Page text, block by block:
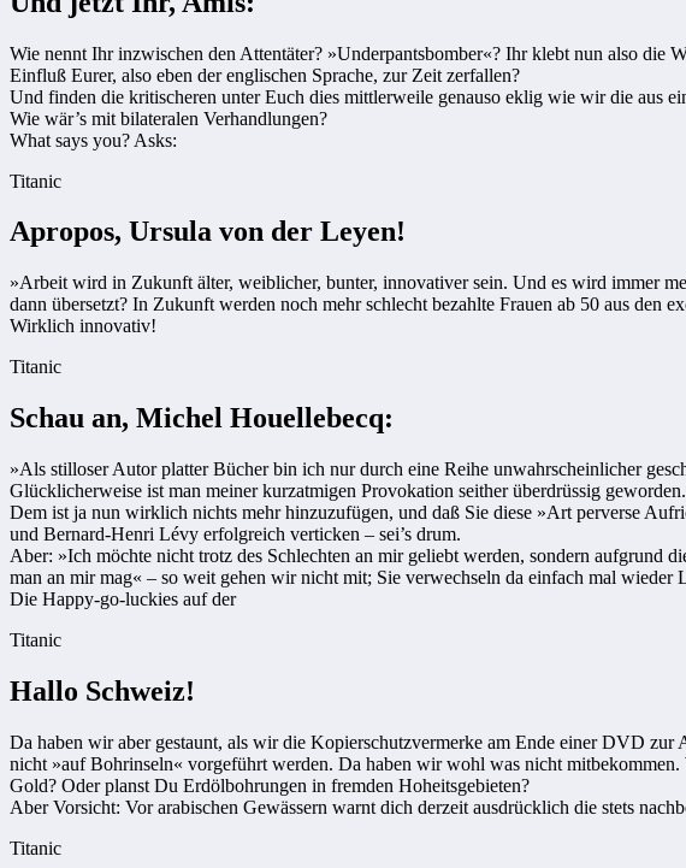
Wie nennt Ihr inzwischen den Attentäter? »Underpantsbomber«? Ihr klebt nun also die
Einfluß Eurer, also eben der englischen Sprache, zur Zeit zerfallen?
Und finden die kritischeren unter Euch dies mittlerweile genauso eklig wie wir die aus
Wie wär’s mit bilateralen Verhandlungen?
What says you? Asks:
Titanic
Apropos, Ursula von der Leyen!
»Arbeit wird in Zukunft älter, weiblicher, bunter, innovativer sein. Und es wird immer
dann übersetzt? In Zukunft werden noch mehr schlecht bezahlte Frauen ab 50 aus den
Wirklich innovativ!
Titanic
Schau an, Michel Houellebecq:
»Als stilloser Autor platter Bücher bin ich nur durch eine Reihe unwahrscheinlicher
Glücklicherweise ist man meiner kurzatmigen Provokation seither überdrüssig
Dem ist ja nun wirklich nichts mehr hinzuzufügen, und daß Sie diese »Art perverse
und Bernard-Henri Lévy erfolgreich verticken – sei’s drum.
Aber: »Ich möchte nicht trotz des Schlechten an mir geliebt werden, sondern aufgrund
man an mir mag« – so weit gehen wir nicht mit; Sie verwechseln da einfach mal
Die Happy-go-luckies auf der
Titanic
Hallo Schweiz!
Da haben wir aber gestaunt, als wir die Kopierschutzvermerke am Ende einer DVD
nicht »auf Bohrinseln« vorgeführt werden. Da haben wir wohl was nicht
Gold? Oder planst Du Erdölbohrungen in fremden Hoheitsgebieten?
Aber Vorsicht: Vor arabischen Gewässern warnt dich derzeit ausdrücklich die stets
Titanic